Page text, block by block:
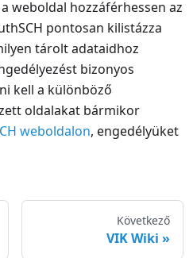
weboldal hozzáférhessen az
pontosan kilistázza
tárolt adataidhoz
bizonyos
kell a különböző
oldalakat bármikor
weboldalon, engedélyüket
Következő
VIK Wiki